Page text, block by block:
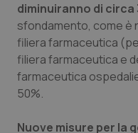
diminuiranno di circa
sfondamento, come è
filiera farmaceutica
filiera farmaceutica e
farmaceutica
50%.
Nuove misure per la